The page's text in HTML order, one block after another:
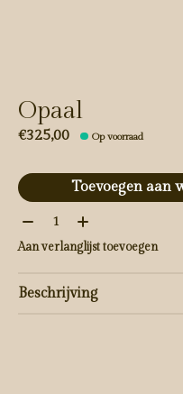
Opaal
€325,00 Op voorraad
Toevoegen aan
Aantal:
Aan verlanglijst toevoegen
Beschrijving